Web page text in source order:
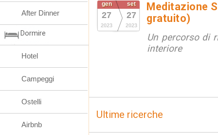
gen
27
2023
set
27
2023
Meditazione
gratuito)
Un percorso di
interiore
Ultime ricerche
After Dinner
Dormire
Hotel
Campeggi
Ostelli
Airbnb